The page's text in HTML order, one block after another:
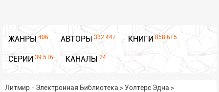
ЖАНРЫ 406 АВТОРЫ 332 447 КНИГИ 858 615
СЕРИИ 39 516 КАНАЛЫ 24
Литмир - Электронная Библиотека >Уолтерс Эдна >